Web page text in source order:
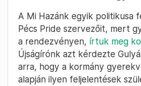
A Mi Hazánk egyik politikusa
Pécs Pride szervezőit, mert
a rendezvényen, írtuk meg
Újságírónk azt kérdezte
arra, hogy a kormány
alapján ilyen feljelentések